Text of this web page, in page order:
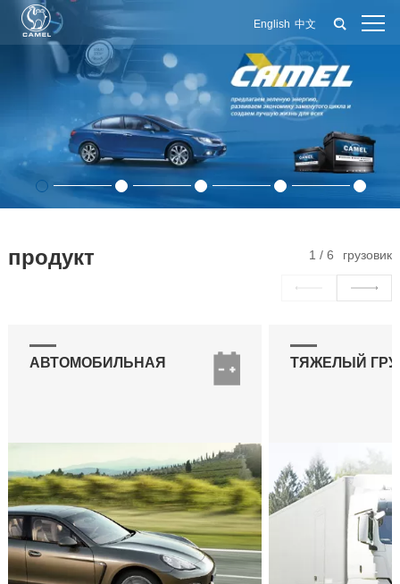
English 中文
продукт 1 /6 грузовик
АВТОМОБИЛЬНАЯ ТЯЖЕЛЫЙ